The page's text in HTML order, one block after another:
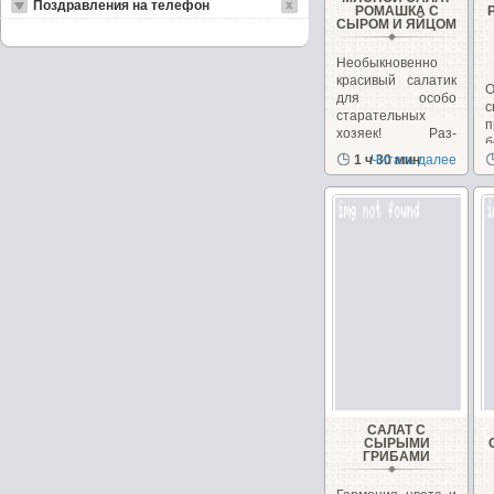
РОМАШКА С
СЫРОМ И ЯЙЦОМ
Необыкновенно
красивый салатик
для особо
старательных
хозяек! Раз-
ромашка,...
1 ч 30 мин
Читать далее
САЛАТ С
СЫРЫМИ
ГРИБАМИ
Поздравления на телефон